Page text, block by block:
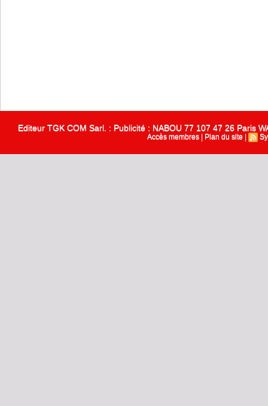
Editeur TGK COM Sarl. : Publicité : NABOU 77 107 47 26 Paris
Accès membres Plan du site